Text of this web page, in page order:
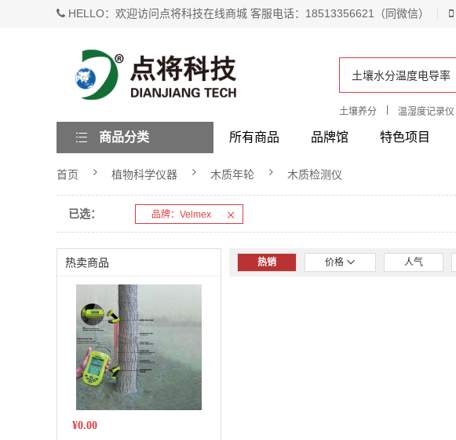
HELLO：欢迎访问点将科技在线商城 客服电话：18513356621（同微信）
土壤养分 温湿度记录仪
所有商品 品牌馆 特色项目
商品分类
首页 植物科学仪器 木质年轮 木质检测仪
已选： 品牌：Velmex
热卖商品
¥0.00
热销 价格 人气